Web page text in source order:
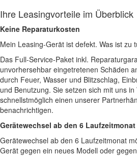
Ihre Leasingvorteile im Überblick
Keine Reparaturkosten
Mein Leasing-Gerät ist defekt. Was ist zu
Das Full-Service-Paket inkl.
unvorhersehbar eingetretenen Schäden
durch Feuer, Wasser und Blitzschlag,
und Benutzung. Sie setzen sich mit uns
schnellstmöglich einen unserer
benachrichtigen.
Gerätewechsel ab den 6
Gerätewechsel ab den 6 Laufzeitmonat
Gerät gegen ein neues Modell oder